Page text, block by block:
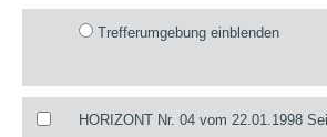
Trefferumgebung einblenden
HORIZONT Nr. 04 vom 22.01.1998